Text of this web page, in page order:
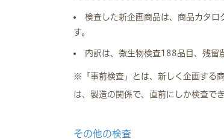
検査した新企画商品は、商品カタ
す。
内訳は、微生物検査188品目、残留
※「事前検査」とは、新しく企画する
は、製造の関係で、直前にしか検査で
その他の検査